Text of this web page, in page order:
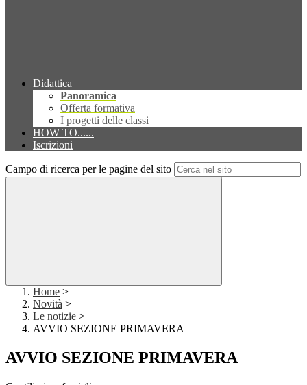
Didattica
Panoramica
Offerta formativa
I progetti delle classi
HOW TO......
Iscrizioni
Campo di ricerca per le pagine del sito
Home >
Novità >
Le notizie >
AVVIO SEZIONE PRIMAVERA
AVVIO SEZIONE PRIMAVERA